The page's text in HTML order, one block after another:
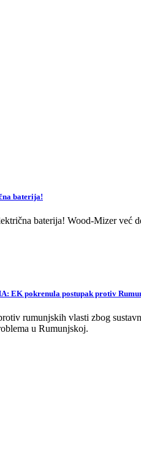
baterija!
baterija! Wood-Mizer već
EK pokrenula postupak protiv
rumunjskih vlasti zbog
u Rumunjskoj.